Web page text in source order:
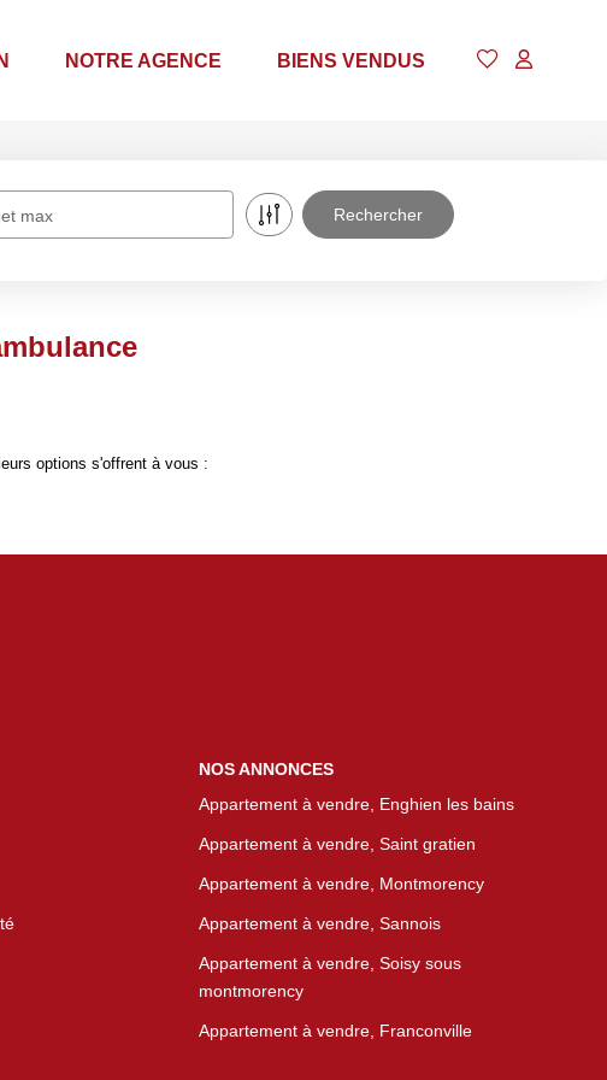
NOTRE AGENCE BIENS VENDUS
max
options s'offrent à vous :
NOS ANNONCES
Appartement à vendre, Enghien les bains
Appartement à vendre, Saint gratien
Appartement à vendre, Montmorency
Appartement à vendre, Sannois
Appartement à vendre, Soisy sous
montmorency
Appartement à vendre, Franconville